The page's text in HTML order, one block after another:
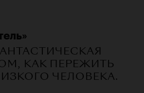
КАК ПЕРЕЖИТЬ
ЧЕЛОВЕКА.